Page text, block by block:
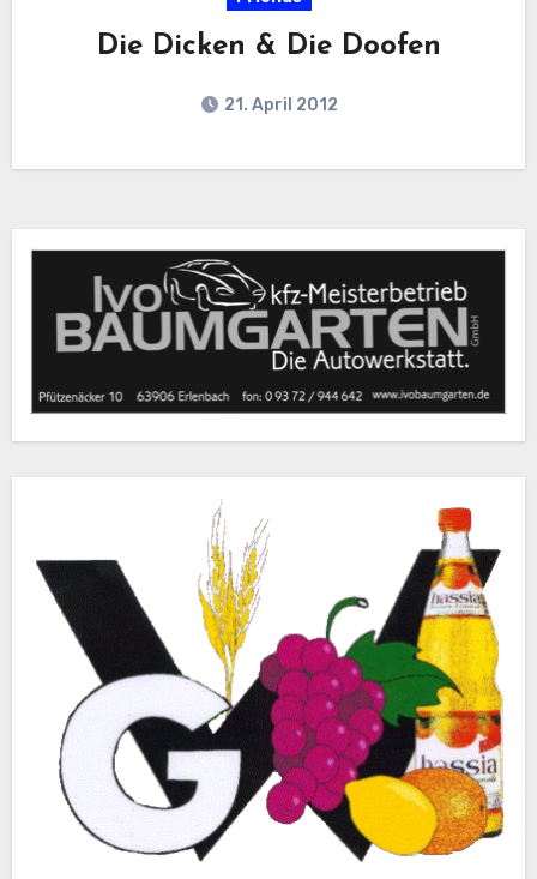
Die Dicken & Die Doofen
21. April 2012